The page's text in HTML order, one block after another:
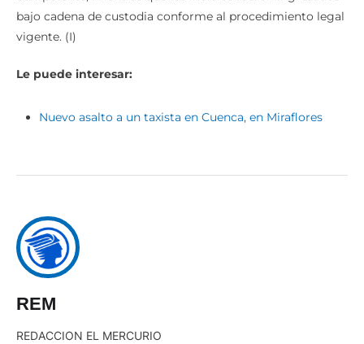
bajo cadena de custodia conforme al procedimiento legal
vigente. (I)
Le puede interesar:
Nuevo asalto a un taxista en Cuenca, en Miraflores
REM
REDACCION EL MERCURIO